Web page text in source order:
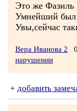
Это же Фазиль
Умнейший был
Увы,сейчас
Вера Иванова 2
нарушении
+ добавить